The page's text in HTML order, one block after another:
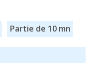
Partie de 10 mn